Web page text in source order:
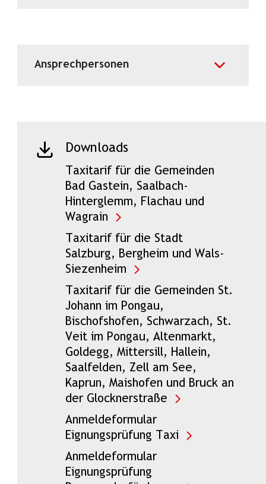
Ansprechpersonen
Downloads
Taxitarif für die Gemeinden
Bad Gastein, Saalbach-
Hinterglemm, Flachau und
Wagrain
Taxitarif für die Stadt
Salzburg, Bergheim und Wals-
Siezenheim
Taxitarif für die Gemeinden St.
Johann im Pongau,
Bischofshofen, Schwarzach, St.
Veit im Pongau, Altenmarkt,
Goldegg, Mittersill, Hallein,
Saalfelden, Zell am See,
Kaprun, Maishofen und Bruck an
der Glocknerstraße
Anmeldeformular
Eignungsprüfung Taxi
Anmeldeformular
Eignungsprüfung